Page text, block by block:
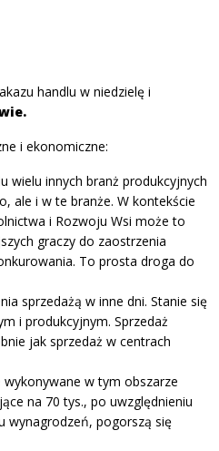
handlu w niedzielę i
i ekonomiczne:
wielu innych branż produkcyjnych
ale i w te branże. W kontekście
i Rozwoju Wsi może to
graczy do zaostrzenia
To prosta droga do
sprzedażą w inne dni. Stanie się
i produkcyjnym. Sprzedaż
jak sprzedaż w centrach
w tym obszarze
na 70 tys., po uwzględnieniu
wynagrodzeń, pogorszą się